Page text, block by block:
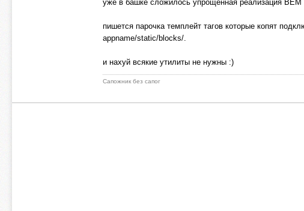
уже в башке сложилось упрощенная реализация
пишется парочка темплейт тагов которые копят
appname/static/blocks/.
и нахуй всякие утилиты не нужны :)
Сапожник без сапог